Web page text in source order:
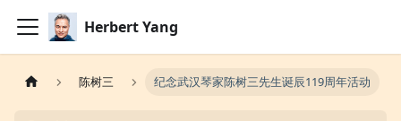
Herbert Yang
陈树三 纪念武汉琴家陈树三先生诞辰119周年活动